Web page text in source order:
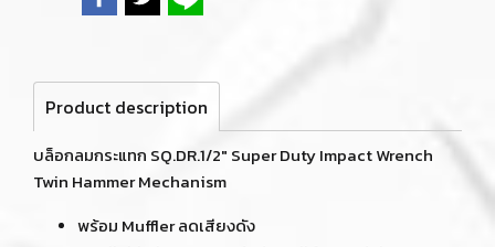
Product description
บล็อกลมกระแทก SQ.DR.1/2" Super Duty Impact Wrench
Twin Hammer Mechanism
พร้อม Muffler ลดเสียงดัง